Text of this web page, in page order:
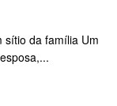
sítio da família Um